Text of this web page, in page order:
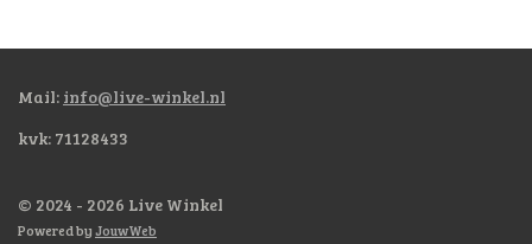
Mail: info@live-winkel.nl
kvk: 71128433
© 2024 - 2026 Live Winkel
Powered byJouwWeb